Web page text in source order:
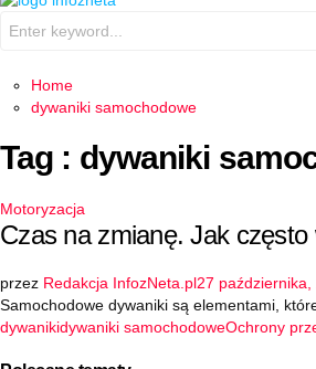
MENU
for:
Home
dywaniki samochodowe
Tag : dywaniki
Motoryzacja
Czas na zmianę. Jak
przez Redakcja InfozNeta.pl27 października,
Samochodowe dywaniki są elementami,
dywanikidywaniki samochodoweOchrony